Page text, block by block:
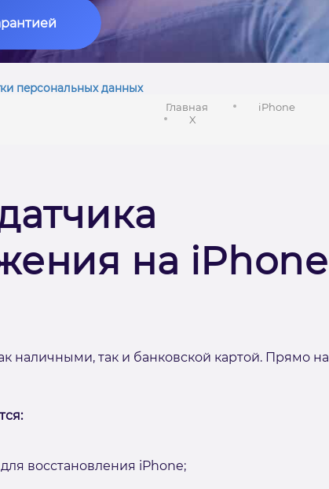
персональных данных
Главная
iPhone
X
на iPhone
наличными, так и банковской картой. Прямо на
восстановления iPhone;